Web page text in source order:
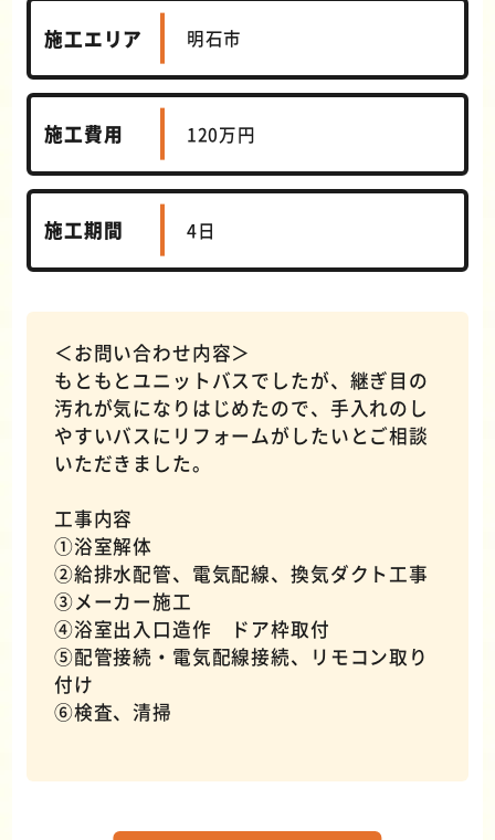
施工エリア 明石市
施工費用 120万円
施工期間 4日
＜お問い合わせ内容＞
もともとユニットバスでしたが、継ぎ目の
汚れが気になりはじめたので、手入れのし
やすいバスにリフォームがしたいとご相談
いただきました。
工事内容
①浴室解体
②給排水配管、電気配線、換気ダクト工事
③メーカー施工
④浴室出入口造作 ドア枠取付
⑤配管接続・電気配線接続、リモコン取り
付け
⑥検査、清掃